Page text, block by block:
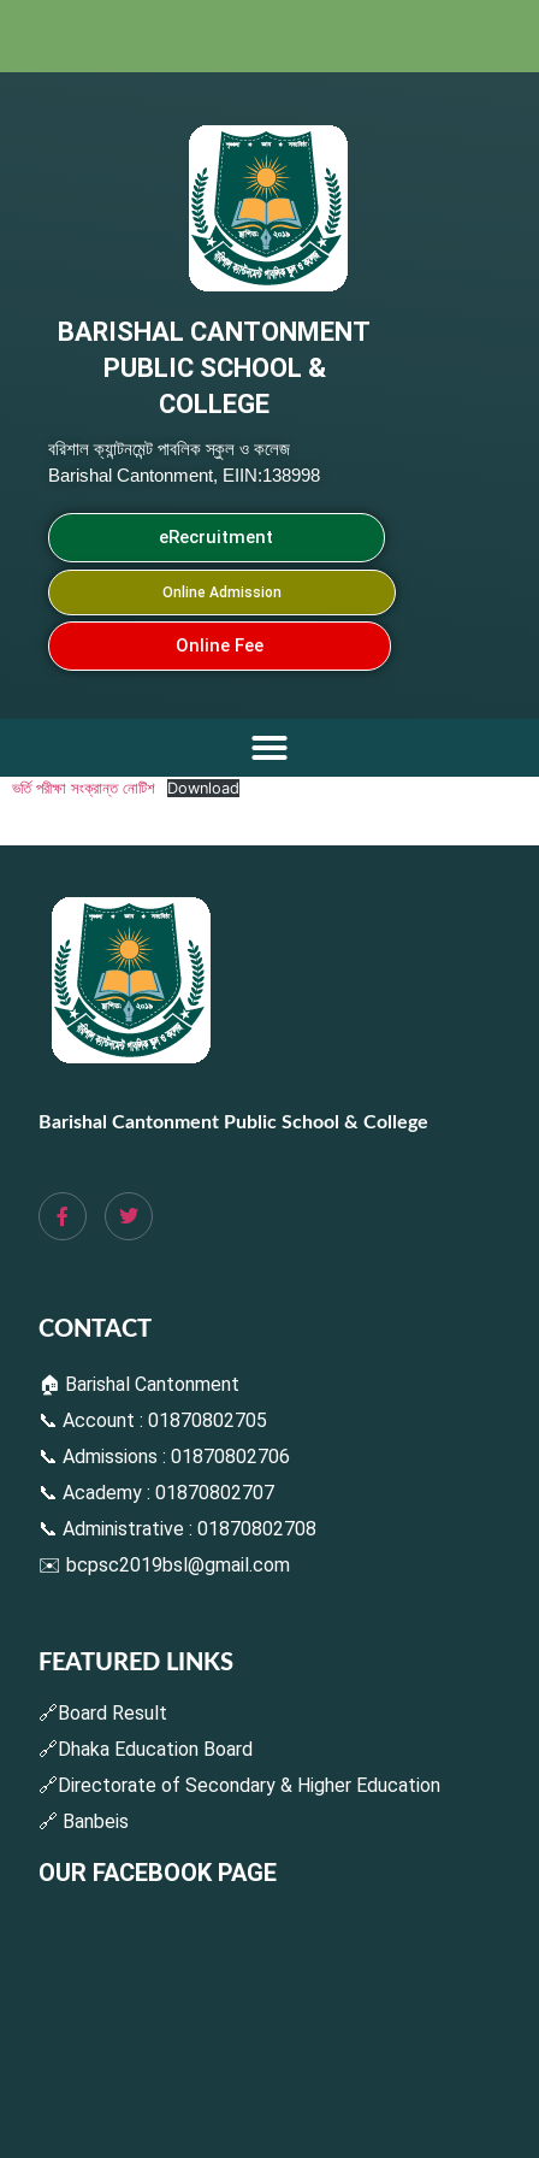
BARISHAL CANTONMENT
PUBLIC SCHOOL &
COLLEGE
বরিশাল ক্যান্টনমেন্ট পাবলিক স্কুল ও কলেজ
Barishal Cantonment, EIIN:138998
eRecruitment
Online Admission
Online Fee
ভর্তি পরীক্ষা সংক্রান্ত নোটিশ Download
Barishal Cantonment Public School & College
CONTACT
🏠 Barishal Cantonment
📞 Account : 01870802705
📞 Admissions : 01870802706
📞 Academy : 01870802707
📞 Administrative : 01870802708
✉️ bcpsc2019bsl@gmail.com
FEATURED LINKS
🔗Board Result
🔗Dhaka Education Board
🔗Directorate of Secondary & Higher Education
🔗 Banbeis
OUR FACEBOOK PAGE